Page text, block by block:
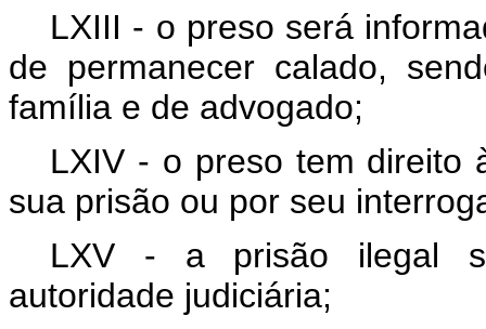
LXIII - o preso será
de permanecer calado,
família e de advogado;
LXIV - o preso tem direito
sua prisão ou por seu
LXV - a prisão ilegal
autoridade judiciária;